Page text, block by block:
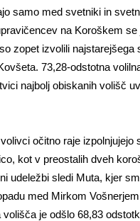
samo med svetniki in
na Koroškem se
zopet izvolili najstarejšega
73,28-odstotna
najbolj obiskanih volišč
očitno raje izpolnjujejo
kot v preostalih dveh
udeležbi sledi Muta, kjer
med Mirkom
volišča je odšlo 68,83